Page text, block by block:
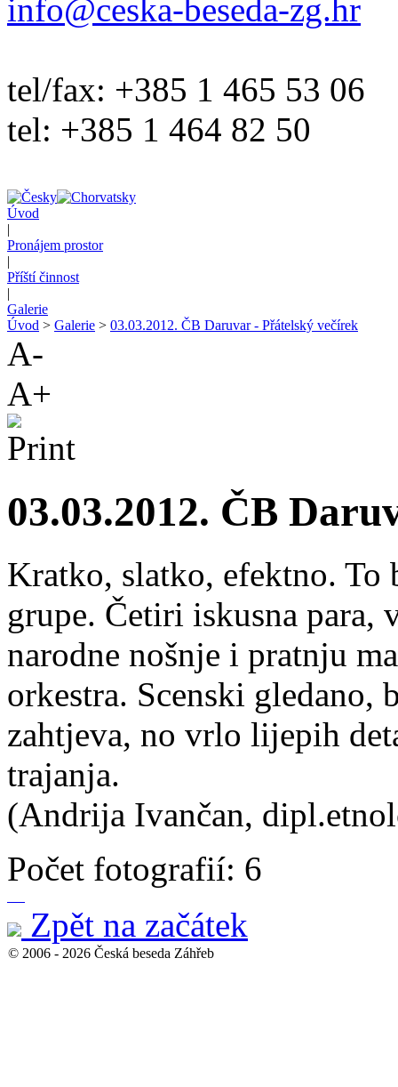
info@ceska-beseda-zg.hr
tel/fax: +385 1 465 53 06
tel: +385 1 464 82 50
Úvod
|
Pronájem prostor
|
Příští činnost
|
Galerie
Úvod > Galerie > 03.03.2012. ČB Daruvar - Přátelský večírek
A-
A+
03.03.2012. ČB
Kratko, slatko, efektno.
grupe. Četiri iskusna para,
narodne nošnje i pratnju
orkestra. Scenski
zahtjeva, no vrlo lijepih
trajanja.
(Andrija Ivančan,
Počet fotografií: 6
Zpět na začátek
© 2006 - 2026 Česká beseda Záhřeb